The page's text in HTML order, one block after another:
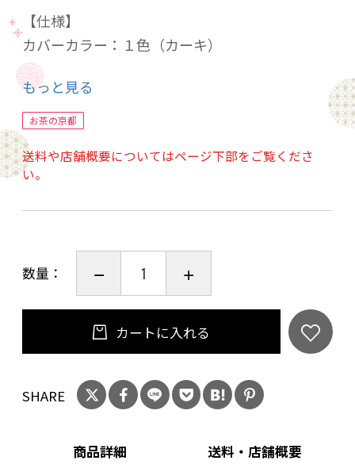
【仕様】
カバーカラー：１色（カーキ）
重量：1.1ｋｇ
外形寸法（枕本体）W320×D180×H50～
80（ボタンにより変化）
箱寸法（紙管） 150Φ×H260
カバー： オーガニックコットン 100％
中袋：ポリプロピレン100％、紐：綿麻混、ボタ
ン：木製
【同梱品】
フィトンアロマスプレー/ヒノキ 30ml
※香りの補充にお使いください。
もっと見る
お茶の京都
送料や店舗概要についてはページ下部をご覧くださ
い。
数量：
カートに入れる
SHARE
商品詳細 送料・店舗概要